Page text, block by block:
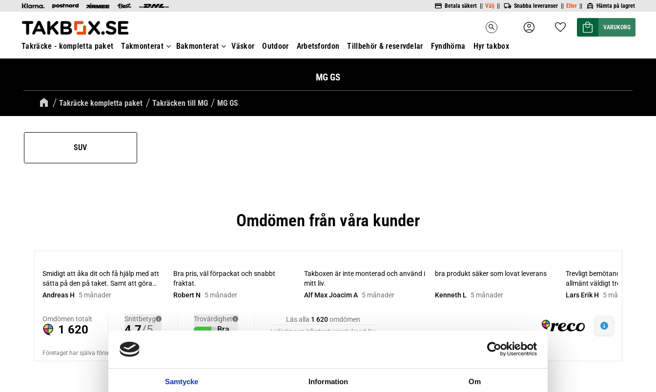
Samtycke Information Om
Betala säkert || Välj || Snabba leveranser || Eller || Hämta på lagret
search Favoriter
Kundvagn
Takräcke - kompletta paket Takmonterat Bakmonterat Väskor Outdoor Arbetsfordon Tillbehör & reservdelar Fyndhörna Hyr takbox
MG GS
Takräcke kompletta paket Takräcken till MG MG GS
SUV